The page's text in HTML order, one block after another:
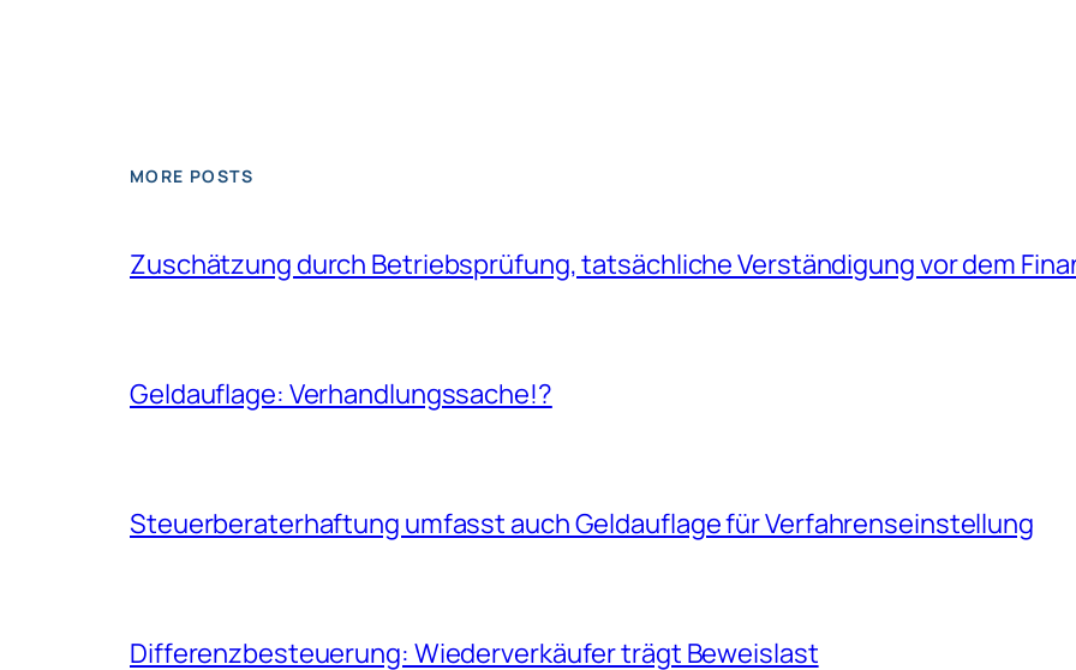
MORE POSTS
Zuschätzung durch Betriebsprüfung, tatsächliche Verständigung vor dem
Geldauflage: Verhandlungssache!?
Steuerberaterhaftung umfasst auch Geldauflage für Verfahrenseinstellung
Differenzbesteuerung: Wiederverkäufer trägt Beweislast